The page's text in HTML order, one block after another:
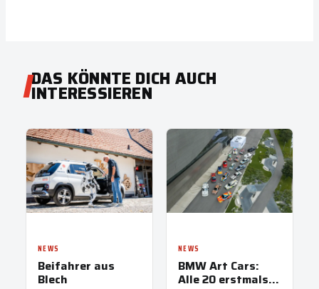
DAS KÖNNTE DICH AUCH
INTERESSIEREN
NEWS
Beifahrer aus
Blech
NEWS
BMW Art Cars:
Alle 20 erstmals